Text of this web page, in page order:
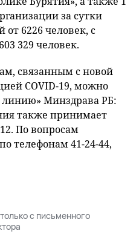
за сутки
от 6226 человек, с
329 человек.
связанным с новой
COVID-19, можно
линию» Минздрава РБ:
также принимает
По вопросам
телефонам 41-24-44,
с письменного